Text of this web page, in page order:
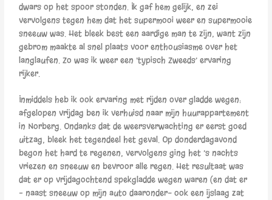
dwars op het spoor stonden. Ik gaf hem gelijk, en zei
vervolgens tegen hem dat het supermooi weer en supermooie
sneeuw was. Het bleek best een aardige man te zijn, want zijn
gebrom maakte al snel plaats voor enthousiasme over het
langlaufen. Zo was ik weer een ’typisch Zweeds’ ervaring
rijker.
Inmiddels heb ik ook ervaring met rijden over gladde wegen:
afgelopen vrijdag ben ik verhuisd naar mijn huurappartement
in Norberg. Ondanks dat de weersverwachting er eerst goed
uitzag, bleek het tegendeel het geval. Op donderdagavond
begon het hard te regenen, vervolgens ging het ’s nachts
vriezen en sneeuw en bevroor alle regen. Het resultaat was
dat er op vrijdagochtend spekgladde wegen waren (en dat er
– naast sneeuw op mijn auto daaronder- ook een ijslaag zat